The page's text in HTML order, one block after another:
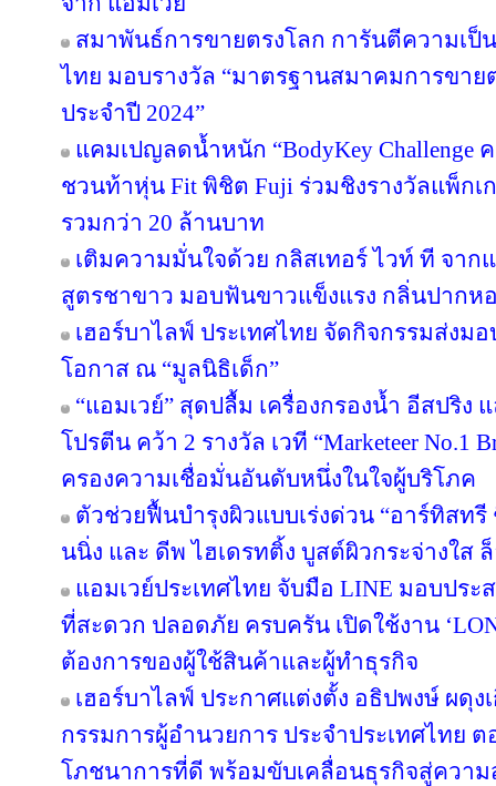
สมาพันธ์การขายตรงโลก การันตีความเป็
ไทย มอบรางวัล “มาตรฐานสมาคมการขา
ประจำปี 2024”
แคมเปญลดน้ำหนัก “BodyKey Challenge
ชวนท้าหุ่น Fit พิชิต Fuji ร่วมชิงรางวัลแพ็กเ
รวมกว่า 20 ล้านบาท
เติมความมั่นใจด้วย กลิสเทอร์ ไวท์ ที จาก
สูตรชาขาว มอบฟันขาวแข็งแรง กลิ่นปากห
เฮอร์บาไลฟ์ ประเทศไทย จัดกิจกรรมส่ง
โอกาส ณ “มูลนิธิเด็ก”
“แอมเวย์” สุดปลื้ม เครื่องกรองน้ำ อีสปริง
โปรตีน คว้า 2 รางวัล เวที “Marketeer No.1
ครองความเชื่อมั่นอันดับหนึ่งในใจผู้บริโภค
ตัวช่วยฟื้นบำรุงผิวแบบเร่งด่วน “อาร์ทิสท
นนิ่ง และ ดีพ ไฮเดรทติ้ง บูสต์ผิวกระจ่างใส
แอมเวย์ประเทศไทย จับมือ LINE มอบปร
ที่สะดวก ปลอดภัย ครบครัน เปิดใช้งาน
ต้องการของผู้ใช้สินค้าและผู้ทำธุรกิจ
เฮอร์บาไลฟ์ ประกาศแต่งตั้ง อธิปพงษ์ ผดุง
กรรมการผู้อำนวยการ ประจำประเทศไทย
โภชนาการที่ดี พร้อมขับเคลื่อนธุรกิจสู่ความ